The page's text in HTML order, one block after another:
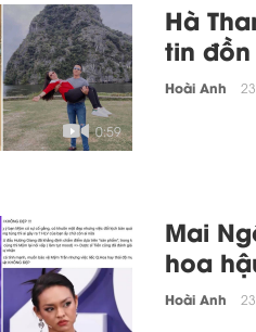
0:59
Hà
tin
Hoài Anh
Mai
hoa
Hoài Anh